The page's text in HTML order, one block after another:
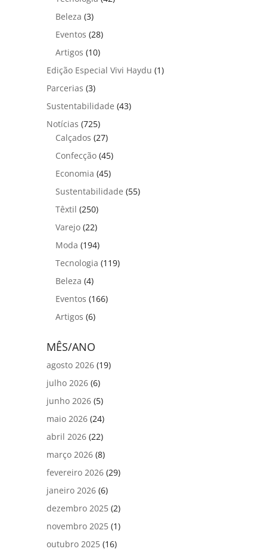
Beleza (3)
Eventos (28)
Artigos (10)
Edição Especial Vivi Haydu (1)
Parcerias (3)
Sustentabilidade (43)
Notícias (725)
Calçados (27)
Confecção (45)
Economia (45)
Sustentabilidade (55)
Têxtil (250)
Varejo (22)
Moda (194)
Tecnologia (119)
Beleza (4)
Eventos (166)
Artigos (6)
MÊS/ANO
agosto 2026 (19)
julho 2026 (6)
junho 2026 (5)
maio 2026 (24)
abril 2026 (22)
março 2026 (8)
fevereiro 2026 (29)
janeiro 2026 (6)
dezembro 2025 (2)
novembro 2025 (1)
outubro 2025 (16)